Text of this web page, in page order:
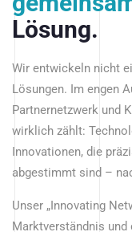
Lösung.
Wir entwickeln nicht
Lösungen. Im engen
Partnernetzwerk und
wirklich zählt:
Innovationen, die
abgestimmt sind –
Unser „Innovating
Marktverständnis und